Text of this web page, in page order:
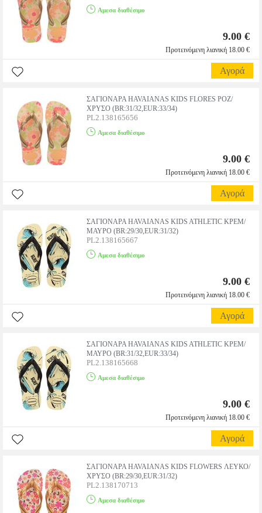
Αμεσα διαθέσιμο
9.00 €
Προτεινόμενη λιανική 18.00 €
Αγορά
ΣΑΓΙΟΝΑΡΑ HAVAIANAS KIDS FLORES ΡΟΖ/
ΧΡΥΣΟ (BR:31/32,EUR:33/34)
PL2.138165656
Αμεσα διαθέσιμο
9.00 €
Προτεινόμενη λιανική 18.00 €
Αγορά
ΣΑΓΙΟΝΑΡΑ HAVAIANAS KIDS ATHLETIC ΚΡΕΜ/
ΜΑΥΡΟ (BR:29/30,EUR:31/32)
PL2.138165667
Αμεσα διαθέσιμο
9.00 €
Προτεινόμενη λιανική 18.00 €
Αγορά
ΣΑΓΙΟΝΑΡΑ HAVAIANAS KIDS ATHLETIC ΚΡΕΜ/
ΜΑΥΡΟ (BR:31/32,EUR:33/34)
PL2.138165668
Αμεσα διαθέσιμο
9.00 €
Προτεινόμενη λιανική 18.00 €
Αγορά
ΣΑΓΙΟΝΑΡΑ HAVAIANAS KIDS FLOWERS ΛΕΥΚΟ/
ΧΡΥΣΟ (BR:29/30,EUR:31/32)
PL2.138170713
Αμεσα διαθέσιμο